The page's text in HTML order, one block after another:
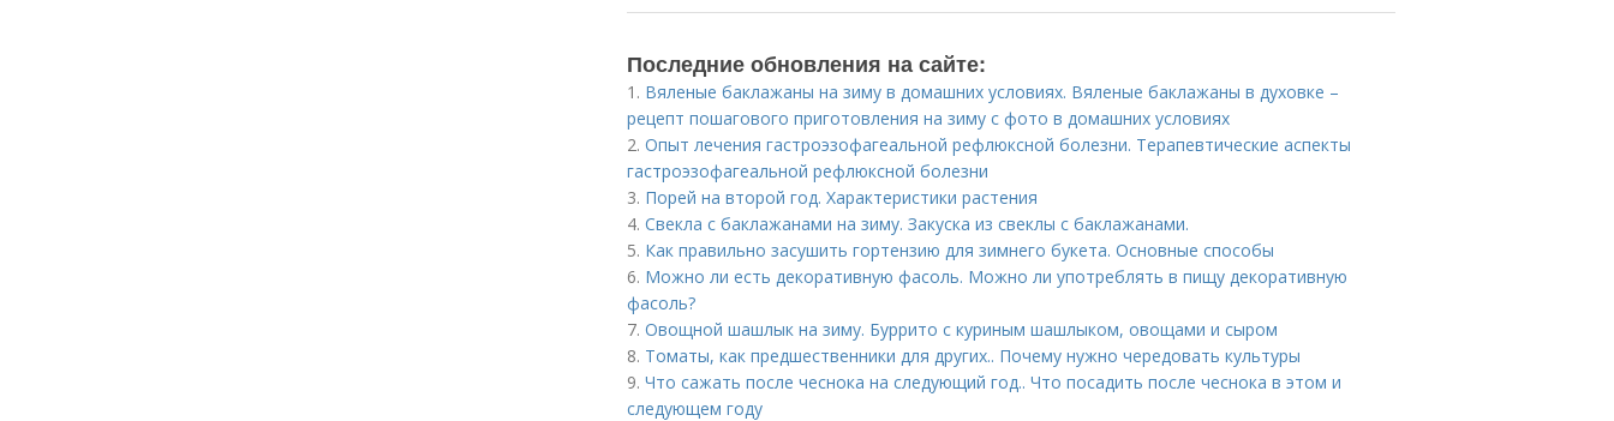
Последние обновления на сайте:
1. Вяленые баклажаны на зиму в домашних условиях. Вяленые баклажаны в духовке –
рецепт пошагового приготовления на зиму с фото в домашних условиях
2. Опыт лечения гастроэзофагеальной рефлюксной болезни. Терапевтические аспекты
гастроэзофагеальной рефлюксной болезни
3. Порей на второй год. Характеристики растения
4. Свекла с баклажанами на зиму. Закуска из свеклы с баклажанами.
5. Как правильно засушить гортензию для зимнего букета. Основные способы
6. Можно ли есть декоративную фасоль. Можно ли употреблять в пищу декоративную
фасоль?
7. Овощной шашлык на зиму. Буррито с куриным шашлыком, овощами и сыром
8. Томаты, как предшественники для других.. Почему нужно чередовать культуры
9. Что сажать после чеснока на следующий год.. Что посадить после чеснока в этом и
следующем году